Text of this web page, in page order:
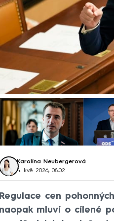
Karolína Neubergerová
4. kvě 2026, 08:02
Regulace cen
naopak mluví o cílené